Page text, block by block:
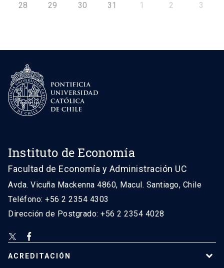
28 29 30 31 1 2 3
Instituto de Economía
Facultad de Economía y Administración UC
Avda. Vicuña Mackenna 4860, Macul. Santiago, Chile
Teléfono: +56 2 2354 4303
Dirección de Postgrado: +56 2 2354 4028
ACREDITACIÓN